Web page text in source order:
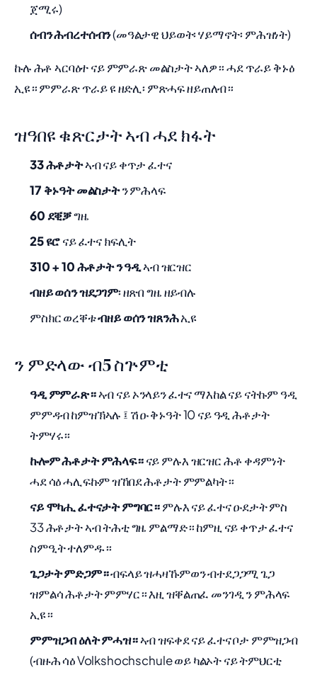
ጀሚሩ)
ሰብን ሕብረተሰብን(መዓልታዊ ህይወት፡ ሃይማኖት፡ ምሕዝነት)
ኩሉ ሕቶ ኣርባዕተ ናይ ምምራጽ መልስታት ኣለዎ። ሓደ ጥራይ ቅኑዕ
ኢዩ። ምምራጽ ጥራይ ዩ ዘድሊ፡ ምጽሓፍ ዘይጠለብ።
ዝዓበዩ ቁጽርታት ኣብ ሓደ ክፋት
33 ሕቶታትኣብ ናይ ቀጥታ ፈተና
17 ቅኑዓት መልስታትን ምሕላፍ
60 ደቒቓግዜ
25 ዩሮናይ ፈተና ክፍሊት
310 + 10 ሕቶታት ን ዓዲኣብ ዝርዝር
ብዘይ ወሰን ዝደጋገም፡ ዘጽበ ግዜ ዘይብሉ
ምስክር ወረቐቱብዘይ ወሰን ዝጸንሕኢዩ
ን ምድላው ብ5 ስጕምቲ
ዓዲ ምምራጽ።ኣብ ናይ ኦንላይን ፈተና ማእከል ናይ ናትኩም ዓዲ
ምምዳብ ከምዝኽኣሉ ፤ ሽዑ ቅኑዓት 10 ናይ ዓዲ ሕቶታት
ትምሃሩ።
ኩሎም ሕቶታት ምሕላፍ።ናይ ምሉእ ዝርዝር ሕቶ ቀዳምነት
ሓደ ሳዕ ሓሊፍኩም ዝኸበደ ሕቶታት ምምልካት።
ናይ ሞካሒ ፈተናታት ምግባር።ምሉእ ናይ ፈተና ዑደታት ምስ
33 ሕቶታት ኣብ ትሕቲ ግዜ ምልማድ። ከምዚ ናይ ቀጥታ ፈተና
ስምዒት ተለምዱ።
ጌጋታት ምድጋም።ብፍላይ ዝሓዛኹምወን ብተደጋጋሚ ጌጋ
ዝምልሳ ሕቶታት ምምሃር። እዚ ዝቐልጠፈ መንገዲ ን ምሕላፍ
ኢዩ።
ምምዝጋብ ዕለት ምሓዝ።ኣብ ዝፍቀደ ናይ ፈተና ቦታ ምምዝጋብ
(ብዙሕ ሳዕ Volkshochschule ወይ ካልኦት ናይ ትምህርቲ